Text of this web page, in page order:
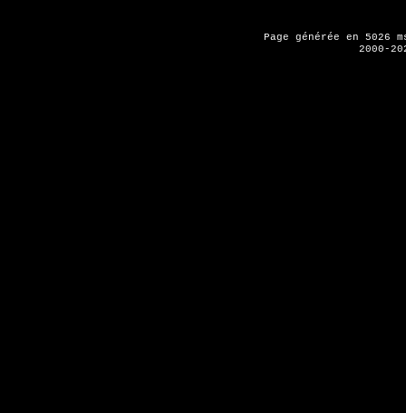
Page générée en 5026
2000-